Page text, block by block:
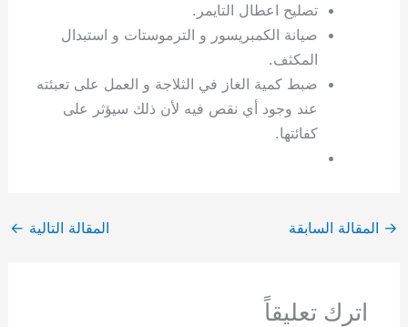
تصليح اعطال التايمر.
صيانة الكمبريسور و الترموستات و استبدال
المكثف.
ضبط كمية الغاز في الثلاجة و العمل على تعبئته
عند وجود أي نقص فيه لأن ذلك سيؤثر على
كفائتها.
→ المقالة السابقة المقالة التالية ←
اترك تعليقاً